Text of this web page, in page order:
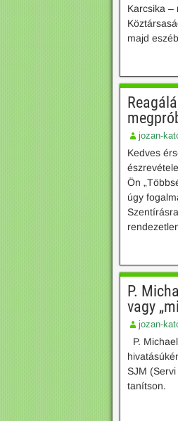
Karcsika –
majd
jozan-
Kedves
Ön
úgy
P.
vagy
jozan-
P.
SJM
tanítson.